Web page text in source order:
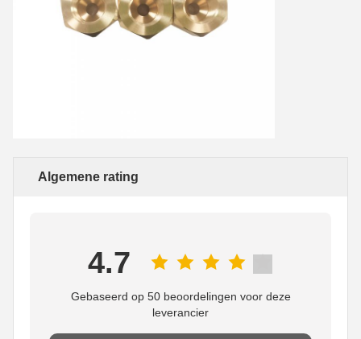
Algemene rating
4.7
Gebaseerd op 50 beoordelingen voor deze
leverancier